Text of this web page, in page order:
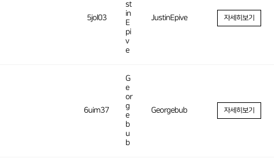
5jol03
st
in
E
pi
v
e
JustinEpive 자세히보기
6uim37
G
e
or
g
e
b
u
b
Georgebub 자세히보기